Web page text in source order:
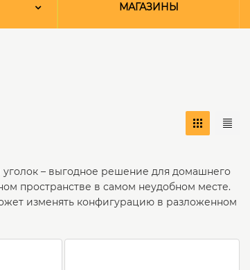
МАГАЗИНЫ
– выгодное решение для домашнего
пространстве в самом неудобном месте.
изменять конфигурацию в разложенном